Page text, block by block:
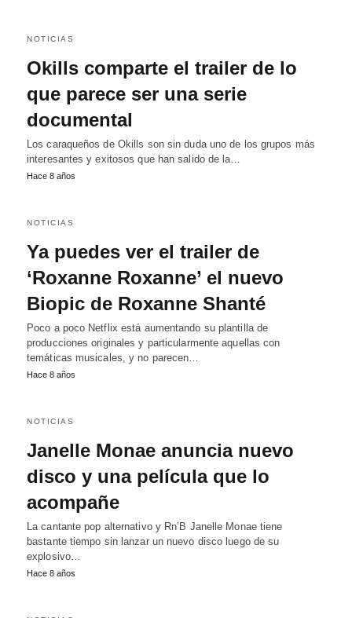
NOTICIAS
Okills comparte el trailer de lo
que parece ser una serie
documental
Los caraqueños de Okills son sin duda uno de los grupos más
interesantes y exitosos que han salido de la…
Hace 8 años
NOTICIAS
Ya puedes ver el trailer de
‘Roxanne Roxanne’ el nuevo
Biopic de Roxanne Shanté
Poco a poco Netflix está aumentando su plantilla de
producciones originales y particularmente aquellas con
temáticas musicales, y no parecen…
Hace 8 años
NOTICIAS
Janelle Monae anuncia nuevo
disco y una película que lo
acompañe
La cantante pop alternativo y Rn’B Janelle Monae tiene
bastante tiempo sin lanzar un nuevo disco luego de su
explosivo…
Hace 8 años